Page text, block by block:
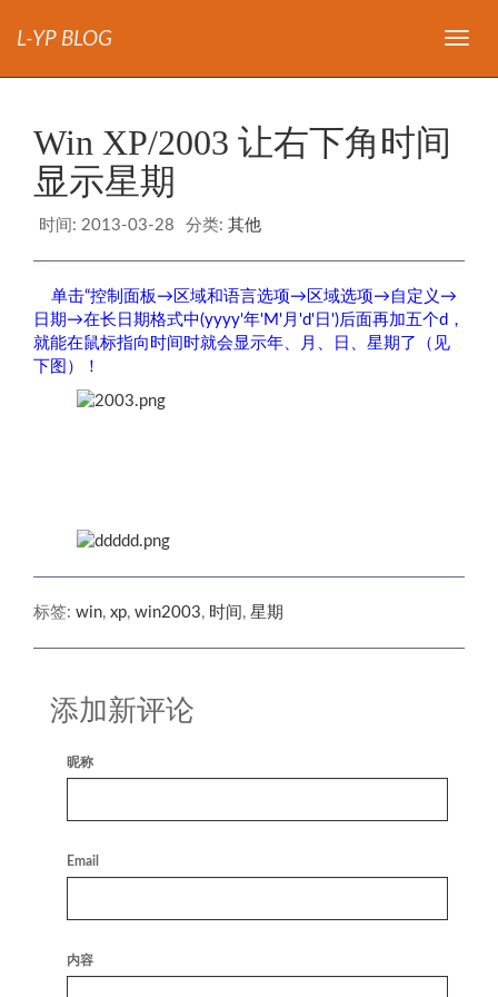
导
L-YP BLOG
Win XP/2003 让右下角时间
显示星期
时间: 2013-03-28 分类: 其他
单击“控制面板→区域和语言选项→区域选项→自定义→
日期→在长日期格式中(yyyy'年'M'月'd'日')后面再加五个d，
就能在鼠标指向时间时就会显示年、月、日、星期了（见
下图）！
标签: win, xp, win2003, 时间 , 星期
添加新评论
昵称
Email
内容